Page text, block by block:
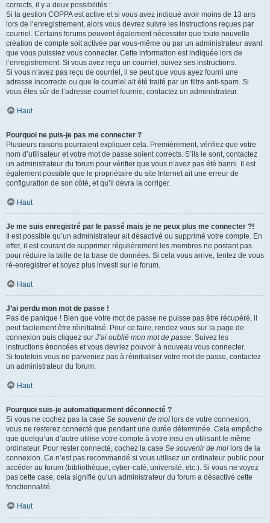
corrects, il y a deux possibilités :
Si la gestion COPPA est active et si vous avez indiqué avoir moins de 13 ans
lors de l’enregistrement, alors vous devrez suivre les instructions reçues par
courriel. Certains forums peuvent également nécessiter que toute nouvelle
création de compte soit activée par vous-même ou par un administrateur avant
que vous puissiez vous connecter. Cette information est indiquée lors de
l’enregistrement. Si vous avez reçu un courriel, suivez ses instructions.
Si vous n’avez pas reçu de courriel, il se peut que vous ayez fourni une
adresse incorrecte ou que le courriel ait été traité par un filtre anti-spam. Si
vous êtes sûr de l’adresse courriel fournie, contactez un administrateur.
Haut
Pourquoi ne puis-je pas me connecter ?
Plusieurs raisons pourraient expliquer cela. Premièrement, vérifiez que votre
nom d’utilisateur et votre mot de passe soient corrects. S’ils le sont, contactez
un administrateur du forum pour vérifier que vous n’avez pas été banni. Il est
également possible que le propriétaire du site Internet ait une erreur de
configuration de son côté, et qu’il devra la corriger.
Haut
Je me suis enregistré par le passé mais je ne peux plus me connecter ?!
Il est possible qu’un administrateur ait désactivé ou supprimé votre compte. En
effet, il est courant de supprimer régulièrement les membres ne postant pas
pour réduire la taille de la base de données. Si cela vous arrive, tentez de vous
ré-enregistrer et soyez plus investi sur le forum.
Haut
J’ai perdu mon mot de passe !
Pas de panique ! Bien que votre mot de passe ne puisse pas être récupéré, il
peut facilement être réinitialisé. Pour ce faire, rendez vous sur la page de
connexion puis cliquez sur J’ai oublié mon mot de passe. Suivez les
instructions énoncées et vous devriez pouvoir à nouveau vous connecter.
Si toutefois vous ne parveniez pas à réinitialiser votre mot de passe, contactez
un administrateur du forum.
Haut
Pourquoi suis-je automatiquement déconnecté ?
Si vous ne cochez pas la case Se souvenir de moi lors de votre connexion,
vous ne resterez connecté que pendant une durée déterminée. Cela empêche
que quelqu’un d’autre utilise votre compte à votre insu en utilisant le même
ordinateur. Pour rester connecté, cochez la case Se souvenir de moi lors de la
connexion. Ce n’est pas recommandé si vous utilisez un ordinateur public pour
accéder au forum (bibliothèque, cyber-café, université, etc.). Si vous ne voyez
pas cette case, cela signifie qu’un administrateur du forum a désactivé cette
fonctionnalité.
Haut